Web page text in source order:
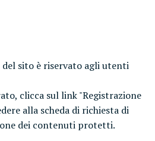
del sito è riservato agli utenti
clicca sul link "Registrazione
alla scheda di richiesta di
dei contenuti protetti.